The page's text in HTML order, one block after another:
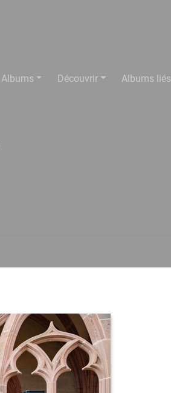
Albums Découvrir Albums liés